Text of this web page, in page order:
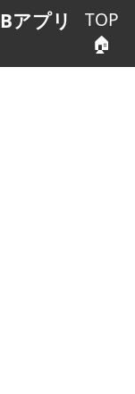
アプリ
TOP
🏠